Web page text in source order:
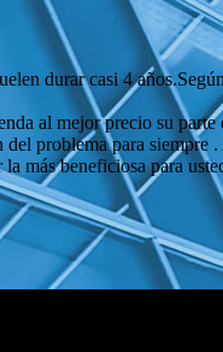
durar casi 4
al mejor precio su
problema para siempre
más beneficiosa para